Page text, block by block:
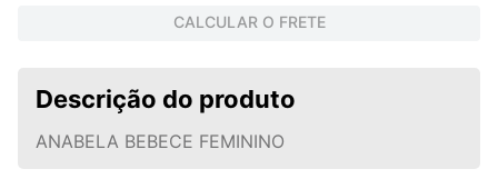
CALCULAR O FRETE
Descrição do produto
ANABELA BEBECE FEMININO